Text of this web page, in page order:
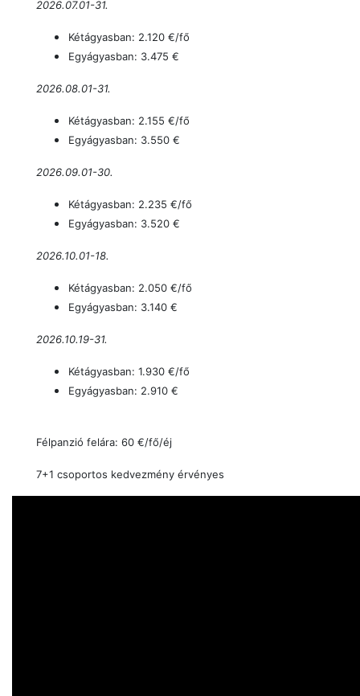
2026.07.01-31.
Kétágyasban: 2.120 €/fő
Egyágyasban: 3.475 €
2026.08.01-31.
Kétágyasban: 2.155 €/fő
Egyágyasban: 3.550 €
2026.09.01-30.
Kétágyasban: 2.235 €/fő
Egyágyasban: 3.520 €
2026.10.01-18.
Kétágyasban: 2.050 €/fő
Egyágyasban: 3.140 €
2026.10.19-31.
Kétágyasban: 1.930 €/fő
Egyágyasban: 2.910 €
Félpanzió felára: 60 €/fő/éj
7+1 csoportos kedvezmény érvényes